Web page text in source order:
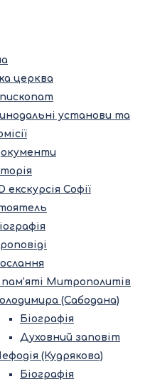
церква
установи та
екскурсія Софії
Митрополитів
(Сабодана)
Біографія
Духовний заповіт
(Кудрякова)
Біографія